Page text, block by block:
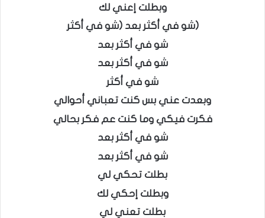
وبطلت إعني لك
(شو في أكثر بعد (شو في أكثر
شو في أكثر بعد
شو في أكثر بعد
شو في أكثر
وبعدت عني بس كنت تعباني أحوالي
فكرت فيكي وما كنت عم فكر بحالي
شو في أكثر بعد
شو في أكثر بعد
بطلت تحكي لي
وبطلت إحكي لك
بطلت تعني لي